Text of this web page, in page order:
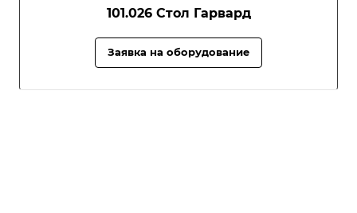
101.026 Стол Гарвард
Заявка на оборудование